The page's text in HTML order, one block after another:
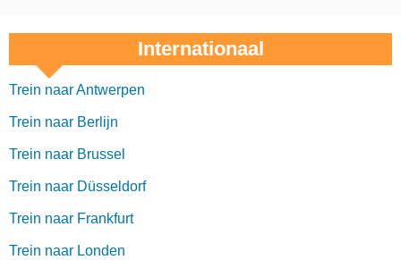
Internationaal
Trein naar Antwerpen
Trein naar Berlijn
Trein naar Brussel
Trein naar Düsseldorf
Trein naar Frankfurt
Trein naar Londen